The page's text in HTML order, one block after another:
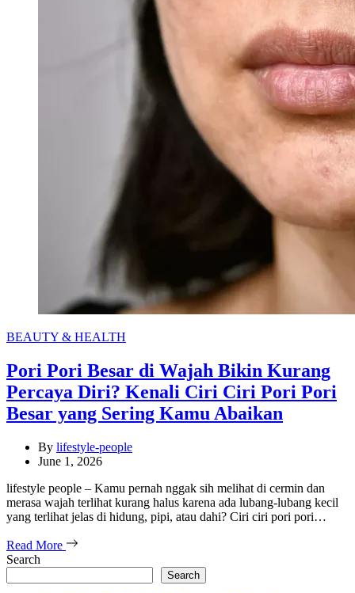
Categories
BEAUTY & HEALTH
Pori Pori Besar di Wajah Bikin Kurang
Percaya Diri? Kenali Ciri Ciri Pori Pori
Besar yang Sering Kamu Abaikan
By lifestyle-people
June 1, 2026
lifestyle people – Kamu pernah nggak sih melihat di cermin dan
merasa wajah terlihat kurang halus karena ada lubang-lubang kecil
yang terlihat jelas di hidung, pipi, atau dahi? Ciri ciri pori pori…
Read More
Search
Search